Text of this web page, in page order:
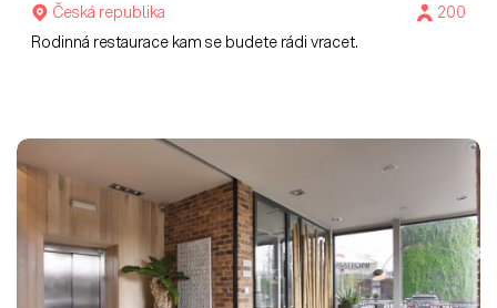
Česká republika
200
Rodinná restaurace kam se budete rádi vracet.